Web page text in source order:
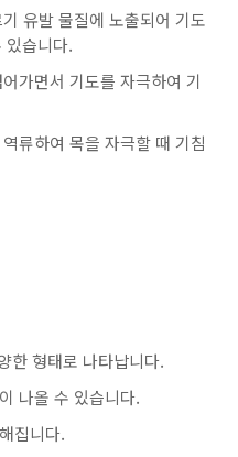
유발 물질에 노출되어 기도
있습니다.
가면서 기도를 자극하여 기
류하여 목을 자극할 때 기침
한 형태로 나타납니다.
나올 수 있습니다.
집니다.